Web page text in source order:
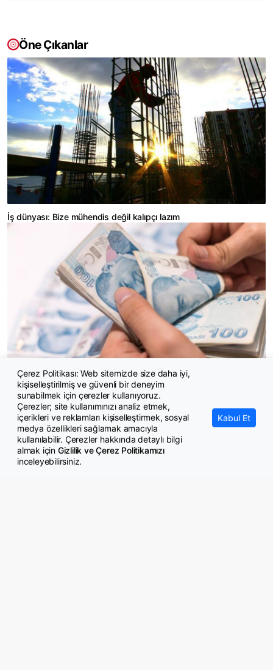
Öne Çıkanlar
İş dünyası: Bize mühendis değil kalıpçı lazım
Yargıtay: Satış primlerinin aylık ortalaması da kıdem tazminatına
dahildir
Çerez Politikası: Web sitemizde size daha iyi,
kişiselleştirilmiş ve güvenli bir deneyim
sunabilmek için çerezler kullanıyoruz.
Çerezler; site kullanımınızı analiz etmek,
içerikleri ve reklamları kişiselleştirmek, sosyal
medya özellikleri sağlamak amacıyla
kullanılabilir. Çerezler hakkında detaylı bilgi
almak için Gizlilik ve Çerez Politikamızı
inceleyebilirsiniz.
Kabul Et